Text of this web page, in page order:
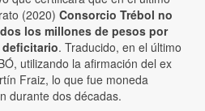
(2020) Consorcio Trébol no
los millones de pesos por
. Traducido, en el último
utilizando la afirmación del ex
Fraiz, lo que fue moneda
durante dos décadas.